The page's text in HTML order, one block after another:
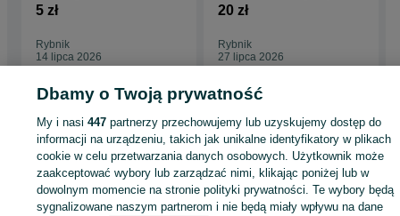
5 zł
Rybnik
14 lipca 2026
20 zł
Rybnik
27 lipca 2026
Strona główna Zwierzęta Akwarystyka Zwierzęta akwariowe
Zwierzęta
akwariowe - Śląskie
Zwierzęta akwariowe - Rybnik
KATEGORIA
Dbamy o Twoją prywatność
My i nasi447 partnerzy przechowujemy lub uzyskujemy dostęp do
informacji na urządzeniu, takich jak unikalne identyfikatory w plikach
cookie w celu przetwarzania danych osobowych. Użytkownik może
zaakceptować wybory lub zarządzać nimi, klikając poniżej lub w
dowolnym momencie na stronie polityki prywatności. Te wybory będą
sygnalizowane naszym partnerom i nie będą miały wpływu na dane